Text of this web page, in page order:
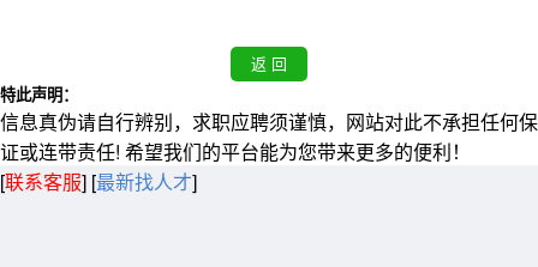
特此声明：
信息真伪请自行辨别，求职应聘须谨慎，网站对此不承担任何保
证或连带责任! 希望我们的平台能为您带来更多的便利！
[联系客服] [最新找人才]